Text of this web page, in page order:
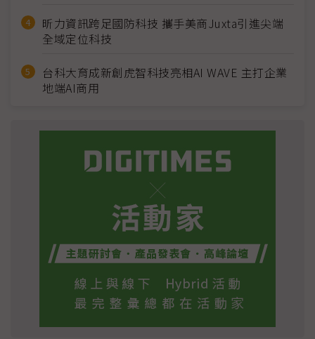
昕力資訊跨足國防科技 攜手美商Juxta引進尖端
全域定位科技
台科大育成新創虎智科技亮相AI WAVE 主打企業
地端AI商用